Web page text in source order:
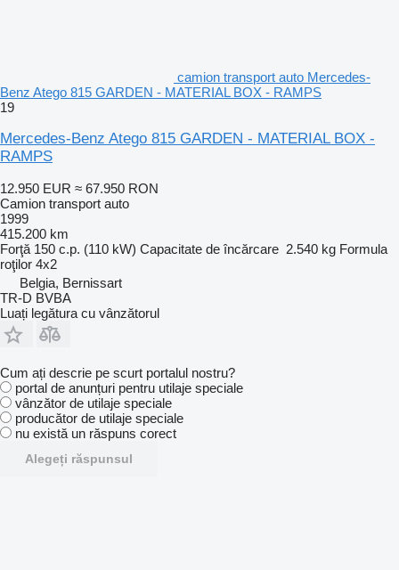
camion transport auto Mercedes-
Benz Atego 815 GARDEN - MATERIAL BOX - RAMPS
19
Mercedes-Benz Atego 815 GARDEN - MATERIAL BOX -
RAMPS
12.950 EUR ≈ 67.950 RON
Camion transport auto
1999
415.200 km
Forţă 150 c.p. (110 kW) Capacitate de încărcare 2.540 kg Formula
roţilor 4x2
Belgia, Bernissart
TR-D BVBA
Luați legătura cu vânzătorul
Cum ați descrie pe scurt portalul nostru?
portal de anunțuri pentru utilaje speciale
vânzător de utilaje speciale
producător de utilaje speciale
nu există un răspuns corect
Alegeți răspunsul